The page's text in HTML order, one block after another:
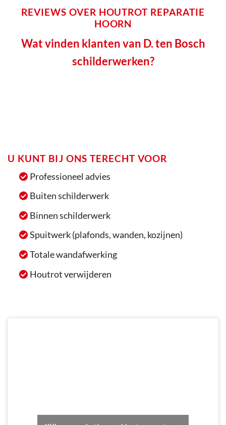
REVIEWS OVER HOUTROT REPARATIE
HOORN
Wat vinden klanten van D. ten Bosch
schilderwerken?
U KUNT BIJ ONS TERECHT VOOR
Professioneel advies
Buiten schilderwerk
Binnen schilderwerk
Spuitwerk(plafonds, wanden, kozijnen)
Totale wandafwerking
Houtrot verwijderen